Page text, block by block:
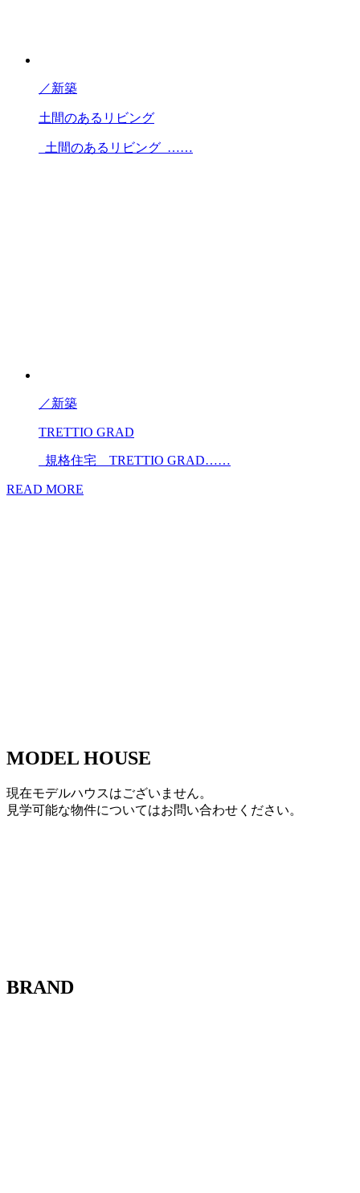
／新築
土間のあるリビング
土間のあるリビング ……
／新築
TRETTIO GRAD
規格住宅 TRETTIO GRAD……
READ MORE
MODEL HOUSE
現在モデルハウスはございません。
見学可能な物件についてはお問い合わせください。
BRAND